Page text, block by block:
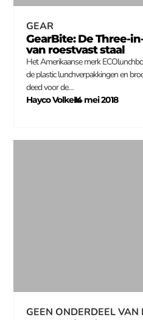
GEAR
GearBite: De Three-
van roestvast staal
Het Amerikaanse merk
de plastic lunchverpakkingen en
deed voor de…
Hayco Volkers
–
14 mei 2018
GEEN ONDERDEEL VAN